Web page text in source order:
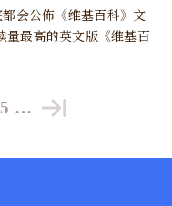
会公佈《维基百科》文
量最高的英文版《维基百
5 …